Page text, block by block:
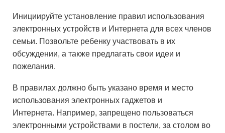
Инициируйте установление правил использования
электронных устройств и Интернета для всех членов
семьи. Позвольте ребенку участвовать в их
обсуждении, а также предлагать свои идеи и
пожелания.
В правилах должно быть указано время и место
использования электронных гаджетов и
Интернета. Например, запрещено пользоваться
электронными устройствами в постели, за столом во